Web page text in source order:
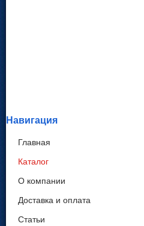
Навигация
Главная
Каталог
О компании
Доставка и оплата
Статьи